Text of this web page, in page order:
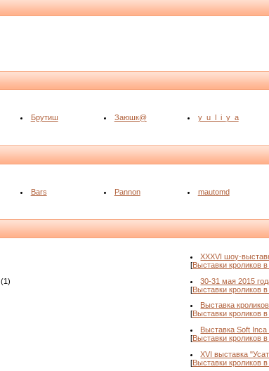
Брутиш Заюшк@ y_u_l_i_y_a
Bars Pannon mautomd
XXXVI шоу-
[Выставки кроликов
(1)
30-31 мая 2015
[Выставки кроликов
Выставка
[Выставки кроликов
Выставка Soft
[Выставки кроликов
XVI выставка
[Выставки кроликов